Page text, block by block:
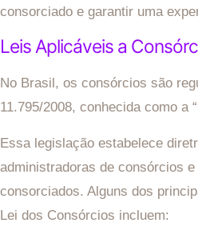
consorciado e garantir uma
Leis Aplicáveis a
No Brasil, os consórcios são
11.795/2008, conhecida como a
Essa legislação estabelece
administradoras de consórcios
consorciados. Alguns dos
Lei dos Consórcios incluem: